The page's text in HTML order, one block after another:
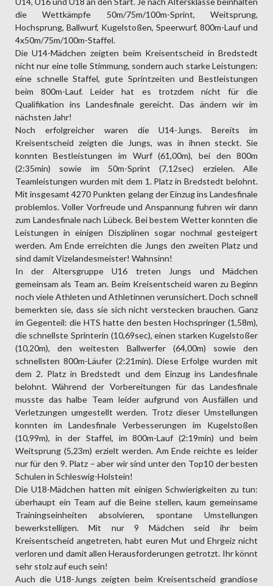
die Wettkämpfe 50m/75m/100m-Sprint, Weitsprung,
Hochsprung, Ballwurf, Kugelstoßen, Speerwurf, 800m-Lauf und
4x50m/75m/100m-Staffel.
Die U14-Mädchen zeigten beim Kreisentscheid in Bredstedt
nicht nur eine tolle Stimmung, sondern auch starke Leistungen:
eine schnelle Staffel, gute Sprintzeiten und Bestleistungen
beim 800m-Lauf. Leider hat es trotzdem nicht für die
Qualifikation ins Landesfinale gereicht. Das ändern wir im
nächsten Jahr!
Noch erfolgreicher waren die U14-Jungs. Bereits im
Kreisentscheid zeigten die Jungs, was in ihnen steckt. Sie
konnten Bestleistungen im Wurf (61,00m), bei den 800m
(2:35min) sowie im 50m-Sprint (7,12sec) erzielen. Alle
Teamleistungen wurden mit dem 1. Platz in Bredstedt belohnt.
Mit insgesamt 4270 Punkten gelang der Einzug ins Landesfinale
problemlos. Voller Vorfreude und Anspannung fuhren wir dann
zum Landesfinale nach Lübeck. Bei bestem Wetter konnten die
Leistungen in einigen Disziplinen sogar nochmal gesteigert
werden. Am Ende erreichten die Jungs den zweiten Platz und
sind damit Vizelandesmeister! Wahnsinn!
In der Altersgruppe U16 treten Jungs und Mädchen
gemeinsam als Team an. Beim Kreisentscheid waren zu Beginn
noch viele Athleten und Athletinnen verunsichert. Doch schnell
bemerkten sie, dass sie sich nicht verstecken brauchen. Ganz
im Gegenteil: die HTS hatte den besten Hochspringer (1,58m),
die schnellste Sprinterin (10,69sec), einen starken Kugelstoßer
(10,20m), den weitesten Ballwerfer (64,00m) sowie den
schnellsten 800m-Läufer (2:21min). Diese Erfolge wurden mit
dem 2. Platz in Bredstedt und dem Einzug ins Landesfinale
belohnt. Während der Vorbereitungen für das Landesfinale
musste das halbe Team leider aufgrund von Ausfällen und
Verletzungen umgestellt werden. Trotz dieser Umstellungen
konnten im Landesfinale Verbesserungen im Kugelstoßen
(10,99m), in der Staffel, im 800m-Lauf (2:19min) und beim
Weitsprung (5,23m) erzielt werden. Am Ende reichte es leider
nur für den 9. Platz – aber wir sind unter den Top10 der besten
Schulen in Schleswig-Holstein!
Die U18-Mädchen hatten mit einigen Schwierigkeiten zu tun:
überhaupt ein Team auf die Beine stellen, kaum gemeinsame
Trainingseinheiten absolvieren, spontane Umstellungen
bewerkstelligen. Mit nur 9 Mädchen seid ihr beim
Kreisentscheid angetreten, habt euren Mut und Ehrgeiz nicht
verloren und damit allen Herausforderungen getrotzt. Ihr könnt
sehr stolz auf euch sein!
Auch die U18-Jungs zeigten beim Kreisentscheid grandiose